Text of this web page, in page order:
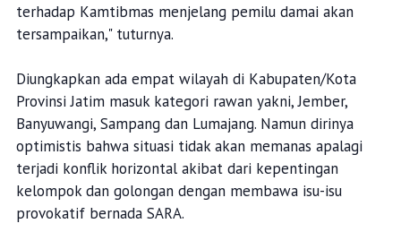
terhadap Kamtibmas menjelang pemilu damai akan
tersampaikan," tuturnya.
Diungkapkan ada empat wilayah di Kabupaten/Kota
Provinsi Jatim masuk kategori rawan yakni, Jember,
Banyuwangi, Sampang dan Lumajang. Namun dirinya
optimistis bahwa situasi tidak akan memanas apalagi
terjadi konflik horizontal akibat dari kepentingan
kelompok dan golongan dengan membawa isu-isu
provokatif bernada SARA.